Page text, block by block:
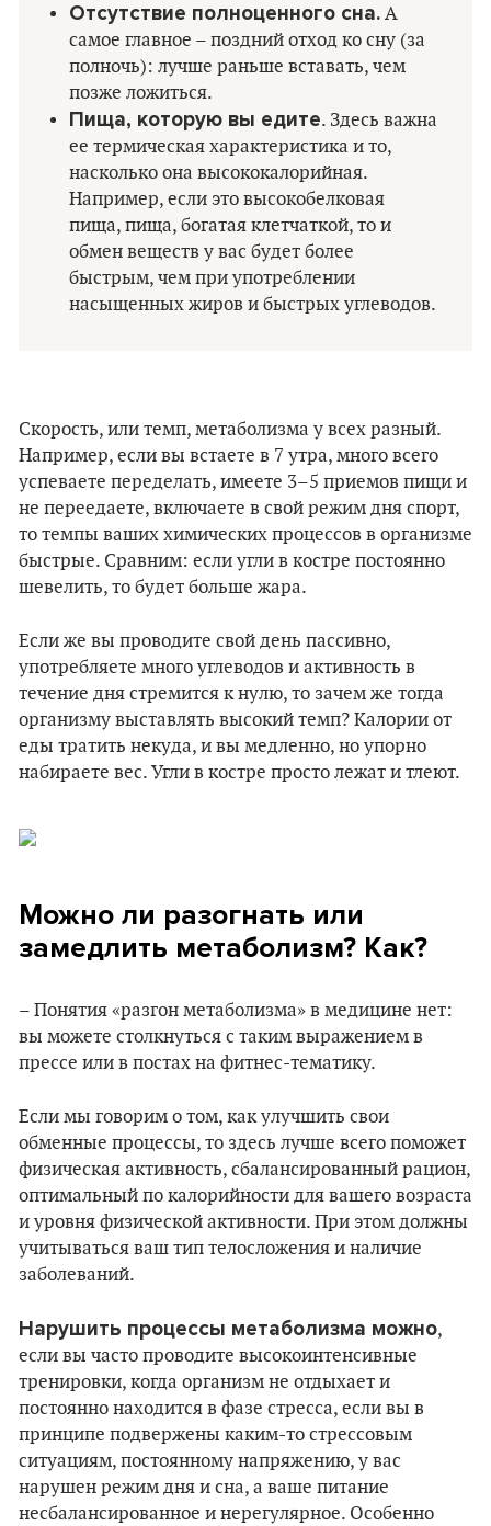
Отсутствие полноценного сна. А
самое главное – поздний отход ко сну (за
полночь): лучше раньше вставать, чем
позже ложиться.
Пища, которую вы едите. Здесь важна
ее термическая характеристика и то,
насколько она высококалорийная.
Например, если это высокобелковая
пища, пища, богатая клетчаткой, то и
обмен веществ у вас будет более
быстрым, чем при употреблении
насыщенных жиров и быстрых углеводов.
Скорость, или темп, метаболизма у всех разный.
Например, если вы встаете в 7 утра, много всего
успеваете переделать, имеете 3–5 приемов пищи и
не переедаете, включаете в свой режим дня спорт,
то темпы ваших химических процессов в организме
быстрые. Сравним: если угли в костре постоянно
шевелить, то будет больше жара.
Если же вы проводите свой день пассивно,
употребляете много углеводов и активность в
течение дня стремится к нулю, то зачем же тогда
организму выставлять высокий темп? Калории от
еды тратить некуда, и вы медленно, но упорно
набираете вес. Угли в костре просто лежат и тлеют.
Можно ли разогнать или
замедлить метаболизм? Как?
– Понятия «разгон метаболизма» в медицине нет:
вы можете столкнуться с таким выражением в
прессе или в постах на фитнес-тематику.
Если мы говорим о том, как улучшить свои
обменные процессы, то здесь лучше всего поможет
физическая активность, сбалансированный рацион,
оптимальный по калорийности для вашего возраста
и уровня физической активности. При этом должны
учитываться ваш тип телосложения и наличие
заболеваний.
Нарушить процессы метаболизма можно,
если вы часто проводите высокоинтенсивные
тренировки, когда организм не отдыхает и
постоянно находится в фазе стресса, если вы в
принципе подвержены каким-то стрессовым
ситуациям, постоянному напряжению, у вас
нарушен режим дня и сна, а ваше питание
несбалансированное и нерегулярное. Особенно